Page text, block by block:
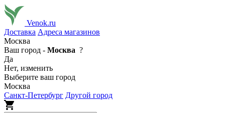
Venok.ru
Доставка Адреса магазинов
Москва
Ваш город - Москва ?
Да
Нет, изменить
Выберите ваш город
Москва
Санкт-Петербург Другой город